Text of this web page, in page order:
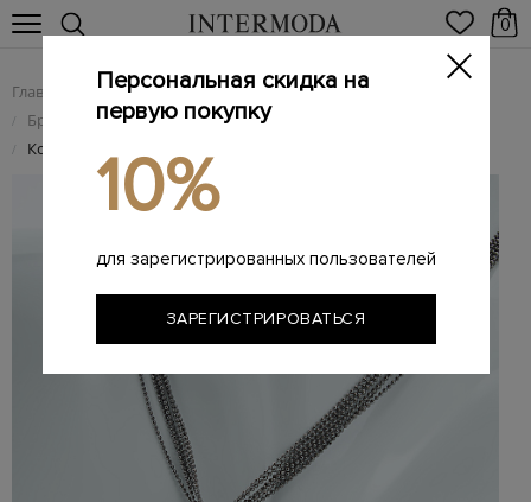
0
Главная Женщинам / Брендовые женские аксессуары
/ Брендовая женская бижутерия
/ Колье из каскадных латунных цепочек Punto Luce
Персональная скидка на
первую покупку
10%
для зарегистрированных пользователей
ЗАРЕГИСТРИРОВАТЬСЯ